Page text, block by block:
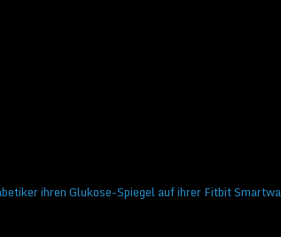
ihren Glukose-Spiegel auf ihrer Fitbit